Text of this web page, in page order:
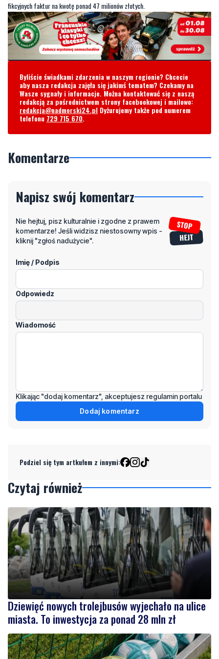
fikcyjnych faktur na kwotę ponad 47 milionów złotych.
Byliście świadkami zdarzenia w naszym regionie? Chcecie
aby nasza redakcja zajęła się jakimś tematem? Czekamy na
Wasze sygnały i informacje. Można kontaktować się z naszą
redakcją za pośrednictwem strony facebookowej i mailowo:
redakcja@nadmorski24.pl Dyżurujemy także pod numerem
telefonu 729 715 670.
Komentarze
Napisz swój komentarz
Nie hejtuj, pisz kulturalnie i zgodne z prawem
komentarze! Jeśli widzisz niestosowny wpis -
kliknij "zgłoś nadużycie".
Imię / Podpis
Odpowiedz
Wiadomość
Klikając "dodaj komentarz", akceptujesz regulamin portalu
Dodaj komentarz
Podziel się tym artkułem z innymi:
Czytaj również
Dziewięć nowych trolejbusów wyjechało na ulice
miasta. To inwestycja za ponad 28 mln zł